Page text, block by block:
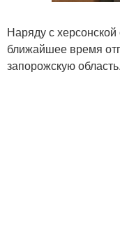
Наряду с
ближайшее время
запорожскую область.